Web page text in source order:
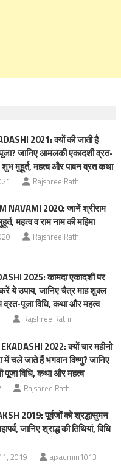
2021: क्यों की जाती है
जानिए आमलकी एकादशी व्रत-
शुभ मुहूर्त, महत्व और पावन व्रत कथा
Rajshree Rathi
NAVAMI 2020: जानें श्रीराम
महत्‍व व राम नाम की महिमा
Rajshree Rathi
2025: कामदा एकादशी पर
ये उपाय, जानिए चैत्र माह शुक्ल
व्रत-पूजा विधि, कथा और महत्व
Rajshree Rathi
2022: क्यों चार महीनो
में चले जाते हैं भगवान विष्णु? जानिए
पूजा विधि, कथा और महत्व
Rajshree Rathi
2019: पूर्वजों को श्रद्धासुमन
जानिए श्राद्ध की तिथियां, विधि
2019 ajxadmin1013